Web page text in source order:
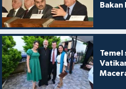
Bakan
Temel